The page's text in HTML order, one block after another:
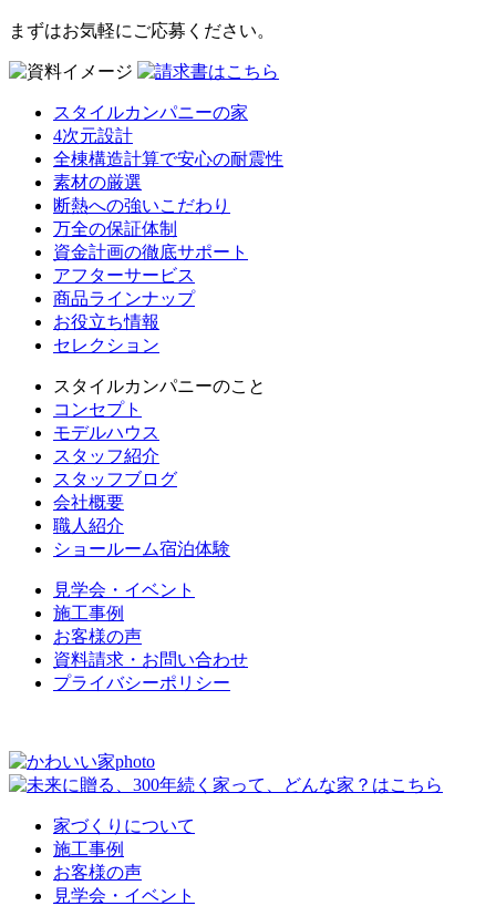
まずはお気軽にご応募ください。
スタイルカンパニーの家
4次元設計
全棟構造計算で安心の耐震性
素材の厳選
断熱への強いこだわり
万全の保証体制
資金計画の徹底サポート
アフターサービス
商品ラインナップ
お役立ち情報
セレクション
スタイルカンパニーのこと
コンセプト
モデルハウス
スタッフ紹介
スタッフブログ
会社概要
職人紹介
ショールーム宿泊体験
見学会・イベント
施工事例
お客様の声
資料請求・お問い合わせ
プライバシーポリシー
家づくりについて
施工事例
お客様の声
見学会・イベント